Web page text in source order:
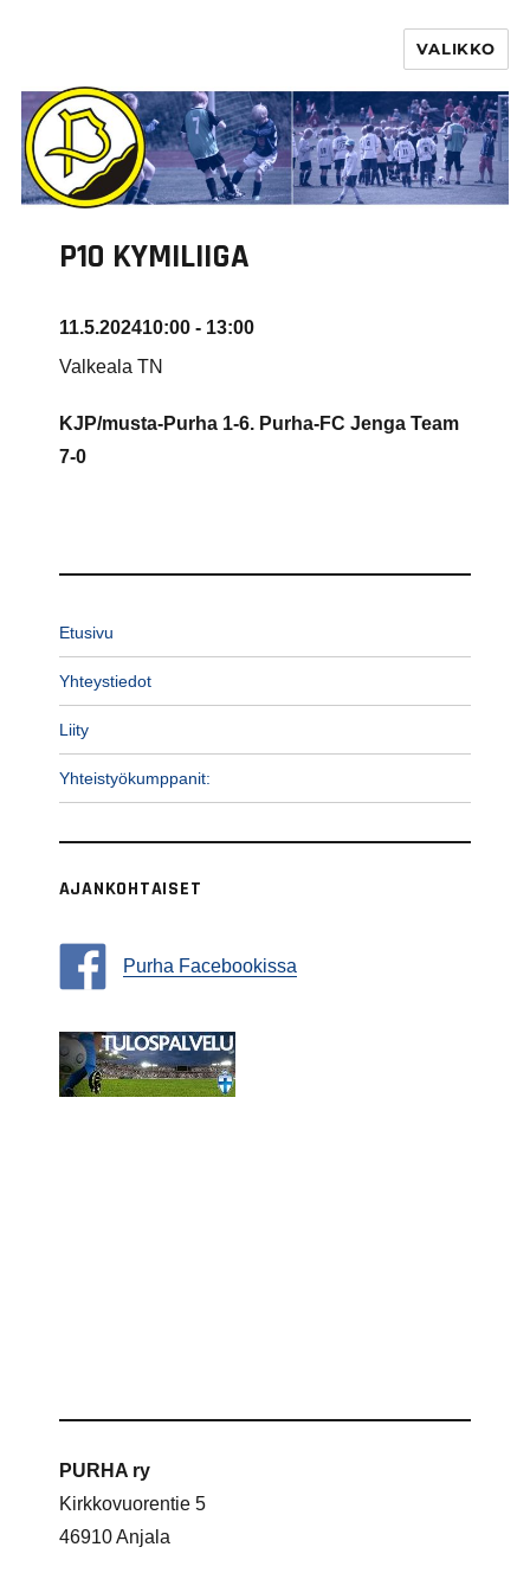
VALIKKO
P10 KYMILIIGA
11.5.202410:00 - 13:00
Valkeala TN
KJP/musta-Purha 1-6. Purha-FC Jenga Team
7-0
Etusivu
Yhteystiedot
Liity
Yhteistyökumppanit:
AJANKOHTAISET
Purha Facebookissa
PURHA ry
Kirkkovuorentie 5
46910 Anjala